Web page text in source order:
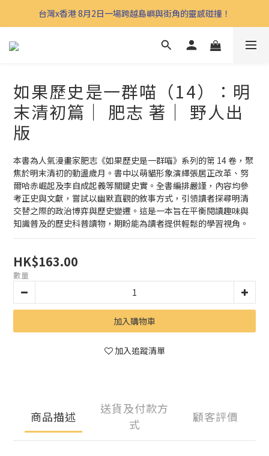
台灣x香港 8月2日一場跨越島嶼與街角的靈感碰撞！
如果歷史是一群喵（14）：明
末清初篇｜ 肥志 著｜ 野人出
版
本書為人氣漫畫家肥志《如果歷史是一群喵》系列的第 14 卷，聚
焦於明末清初的動盪歲月。書中以萌貓形象演繹張居正改革、努
爾哈赤崛起及李自成起義等關鍵史實。全書編排嚴謹，內容均參
考正史與文獻，嘗試以幽默直觀的敘事方式，引領讀者探尋明清
交替之際的政治博弈與歷史變遷。這是一本旨在平衡閱讀趣味與
知識普及的歷史科普讀物，期盼能為讀者提供輕鬆的學習視角。
HK$163.00
數量
加入購物車
加入追蹤清單
商品描述
送貨及付款方
式
顧客評價